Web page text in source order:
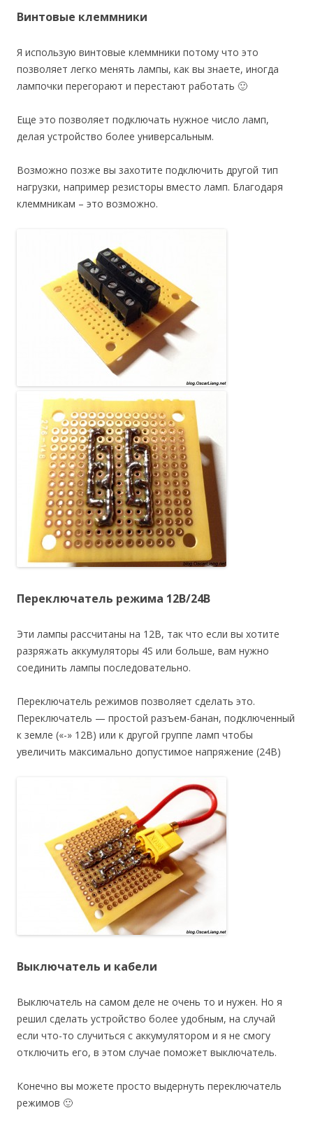
Винтовые клеммники
Я использую винтовые клеммники потому что это
позволяет легко менять лампы, как вы знаете, иногда
лампочки перегорают и перестают работать 🙂
Еще это позволяет подключать нужное число ламп,
делая устройство более универсальным.
Возможно позже вы захотите подключить другой тип
нагрузки, например резисторы вместо ламп. Благодаря
клеммникам – это возможно.
Переключатель режима 12В/24В
Эти лампы рассчитаны на 12В, так что если вы хотите
разряжать аккумуляторы 4S или больше, вам нужно
соединить лампы последовательно.
Переключатель режимов позволяет сделать это.
Переключатель — простой разъем-банан, подключенный
к земле («-» 12В) или к другой группе ламп чтобы
увеличить максимально допустимое напряжение (24В)
Выключатель и кабели
Выключатель на самом деле не очень то и нужен. Но я
решил сделать устройство более удобным, на случай
если что-то случиться с аккумулятором и я не смогу
отключить его, в этом случае поможет выключатель.
Конечно вы можете просто выдернуть переключатель
режимов 🙂